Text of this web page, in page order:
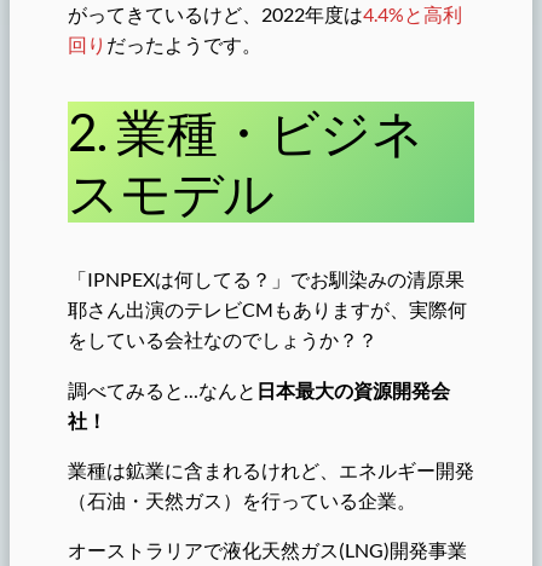
がってきているけど、2022年度は4.4%と高利
回り だったようです。
2. 業種・ビジネ
スモデル
「IPNPEXは何してる？」でお馴染みの清原果
耶さん出演のテレビCMもありますが、実際何
をしている会社なのでしょうか？？
調べてみると…なんと 日本最大の資源開発会
社！
業種は鉱業に含まれるけれど、エネルギー開発
（石油・天然ガス）を行っている企業。
オーストラリアで液化天然ガス(LNG)開発事業